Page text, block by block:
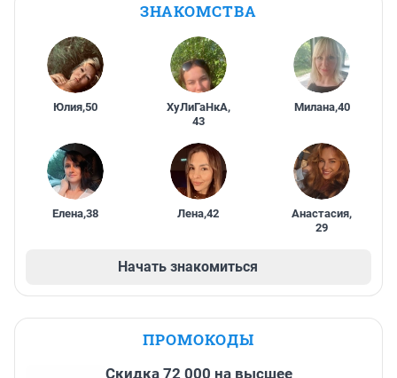
ЗНАКОМСТВА
Юлия,50 ХуЛиГаНкА,
43
Милана,40
Елена,38 Лена,42 Анастасия,
29
Начать знакомиться
ПРОМОКОДЫ
Скидка 72 000 на высшее